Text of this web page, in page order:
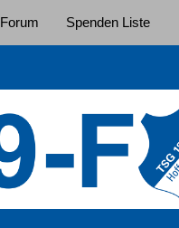
Forum Spenden Liste